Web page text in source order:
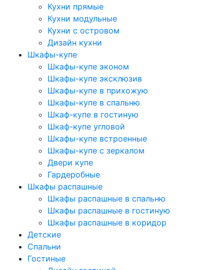
Кухни прямые
Кухни модульные
Кухни с островом
Дизайн кухни
Шкафы-купе
Шкафы-купе эконом
Шкафы-купе эксклюзив
Шкафы-купе в прихожую
Шкафы-купе в спальню
Шкаф-купе в гостиную
Шкаф-купе угловой
Шкафы-купе встроенные
Шкафы-купе с зеркалом
Двери купе
Гардеробные
Шкафы распашные
Шкафы распашные в спальню
Шкафы распашные в гостиную
Шкафы распашные в коридор
Детские
Спальни
Гостиные